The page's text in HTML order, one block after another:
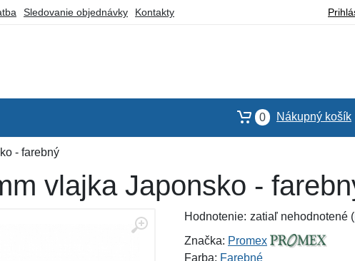
Sledovanie objednávky Kontakty
0 Nákupný košík
- farebný
vlajka Japonsko -
Hodnotenie: zatiaľ nehodnotené (
Značka: Promex
Farba: Farebné